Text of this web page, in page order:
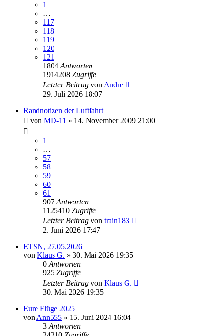
1
…
117
118
119
120
121
1804 Antworten
1914208 Zugriffe
Letzter Beitrag von Andre
29. Juli 2026 18:07
Randnotizen der Luftfahrt
von MD-11 » 14. November 2009 21:00
1
…
57
58
59
60
61
907 Antworten
1125410 Zugriffe
Letzter Beitrag von train183
2. Juni 2026 17:47
ETSN, 27.05.2026
von Klaus G. » 30. Mai 2026 19:35
0 Antworten
925 Zugriffe
Letzter Beitrag von Klaus G.
30. Mai 2026 19:35
Eure Flüge 2025
von Ann555 » 15. Juni 2024 16:04
3 Antworten